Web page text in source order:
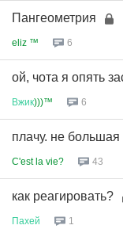
Пангеометрия
eliz ™ 6
ой, чота я опять
Вжик)))™ 6
плачу. не
C'est la vie? 43
как реагировать?
Пахей 1